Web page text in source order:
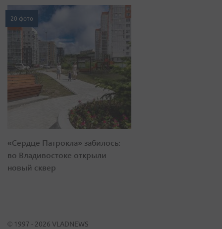
20 фото
«Сердце Патрокла» забилось:
во Владивостоке открыли
новый сквер
© 1997 - 2026 VLADNEWS